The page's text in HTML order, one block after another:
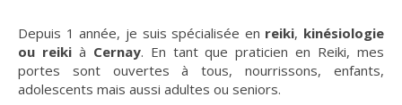
Depuis 1 année, je suis spécialisée en reiki, kinésiologie
ou reikià Cernay. En tant que praticien en Reiki, mes
portes sont ouvertes à tous, nourrissons, enfants,
adolescents mais aussi adultes ou seniors.